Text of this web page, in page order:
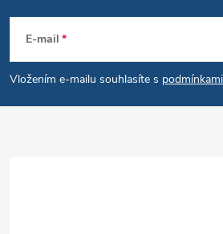
E-mail
Vložením e-mailu souhlasíte s